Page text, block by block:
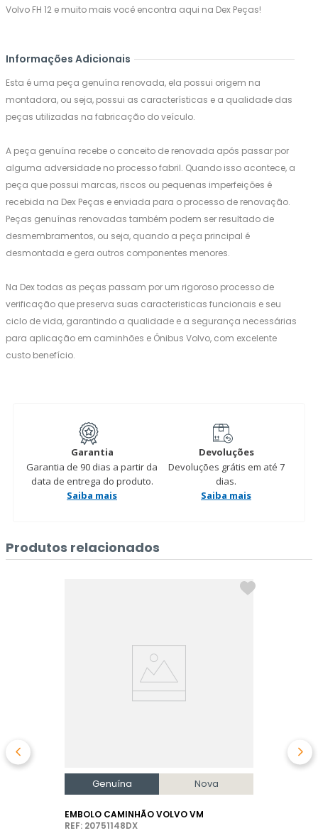
Volvo FH 12 e muito mais você encontra aqui na Dex Peças!
Informações Adicionais
Esta é uma peça genuína renovada, ela possui origem na
montadora, ou seja, possui as características e a qualidade das
peças utilizadas na fabricação do veículo.
A peça genuína recebe o conceito de renovada após passar por
alguma adversidade no processo fabril. Quando isso acontece, a
peça que possui marcas, riscos ou pequenas imperfeições é
recebida na Dex Peças e enviada para o processo de renovação.
Peças genuínas renovadas também podem ser resultado de
desmembramentos, ou seja, quando a peça principal é
desmontada e gera outros componentes menores.
Na Dex todas as peças passam por um rigoroso processo de
verificação que preserva suas caracteristicas funcionais e seu
ciclo de vida, garantindo a qualidade e a segurança necessárias
para aplicação em caminhões e Ônibus Volvo, com excelente
custo benefício.
Garantia
Garantia de 90 dias a partir da
data de entrega do produto.
Saiba mais
Devoluções
Devoluções grátis em até 7
dias.
Saiba mais
Produtos relacionados
Genuína Nova
EMBOLO CAMINHÃO VOLVO VM
REF: 20751148DX